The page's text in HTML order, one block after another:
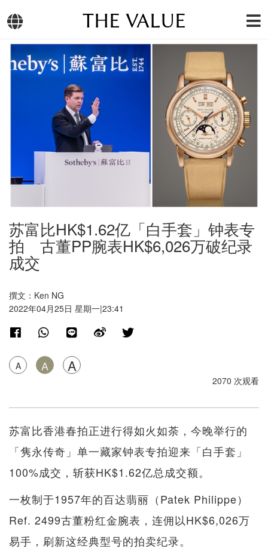
THE VALUE
苏富比HK$1.62亿「白手套」钟表专
拍 古董PP腕表HK$6,026万破纪录
成交
撰文：Ken NG
2022年04月25日 星期一|23:41
A A A
2070 次观看
苏富比香港春拍正进行得如火如荼，今晚举行的
「隽永传奇」单一藏家钟表专拍迎来「白手套」
100%成交，斩获HK$1.62亿总成交额。
一枚制于1957年的百达翡丽（Patek Philippe）
Ref. 2499古董粉红金腕表，连佣以HK$6,026万
易手，刷新这经典型号的拍卖纪录。